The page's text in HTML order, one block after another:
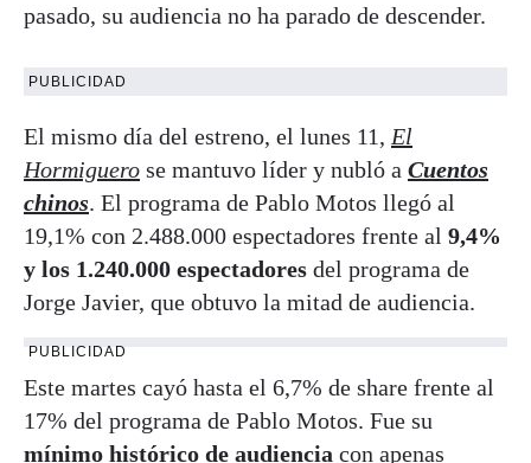
pasado, su audiencia no ha parado de descender.
PUBLICIDAD
El mismo día del estreno, el lunes 11, El
Hormiguero se mantuvo líder y nubló a Cuentos
chinos. El programa de Pablo Motos llegó al
19,1% con 2.488.000 espectadores frente al 9,4%
y los 1.240.000 espectadores del programa de
Jorge Javier, que obtuvo la mitad de audiencia.
PUBLICIDAD
Este martes cayó hasta el 6,7% de share frente al
17% del programa de Pablo Motos. Fue su
mínimo histórico de audiencia con apenas